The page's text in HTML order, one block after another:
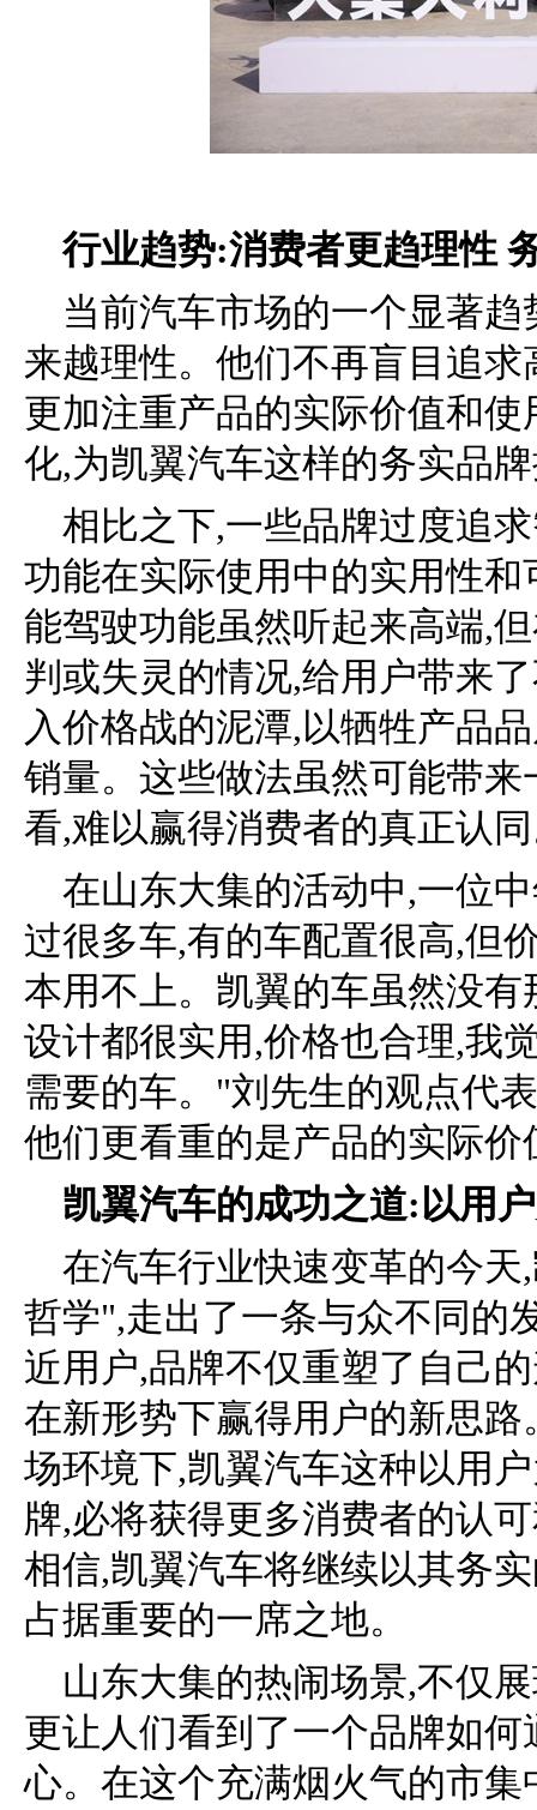
行业趋势:消费者更趋理性
当前汽车市场的一个显著
来越理性。他们不再盲目追
更加注重产品的实际价值和
化,为凯翼汽车这样的务实品
相比之下,一些品牌过度追
功能在实际使用中的实用性
能驾驶功能虽然听起来高端,
判或失灵的情况,给用户带来
入价格战的泥潭,以牺牲产品
销量。这些做法虽然可能带
看,难以赢得消费者的真正认
在山东大集的活动中,一位
过很多车,有的车配置很高,但
本用不上。凯翼的车虽然没
设计都很实用,价格也合理,我
需要的车。"刘先生的观点代
他们更看重的是产品的实际
凯翼汽车的成功之道:以用
在汽车行业快速变革的今
哲学",走出了一条与众不同的
近用户,品牌不仅重塑了自己
在新形势下赢得用户的新思
场环境下,凯翼汽车这种以用
牌,必将获得更多消费者的认
相信,凯翼汽车将继续以其务
占据重要的一席之地。
山东大集的热闹场景,不仅
更让人们看到了一个品牌如
心。在这个充满烟火气的市